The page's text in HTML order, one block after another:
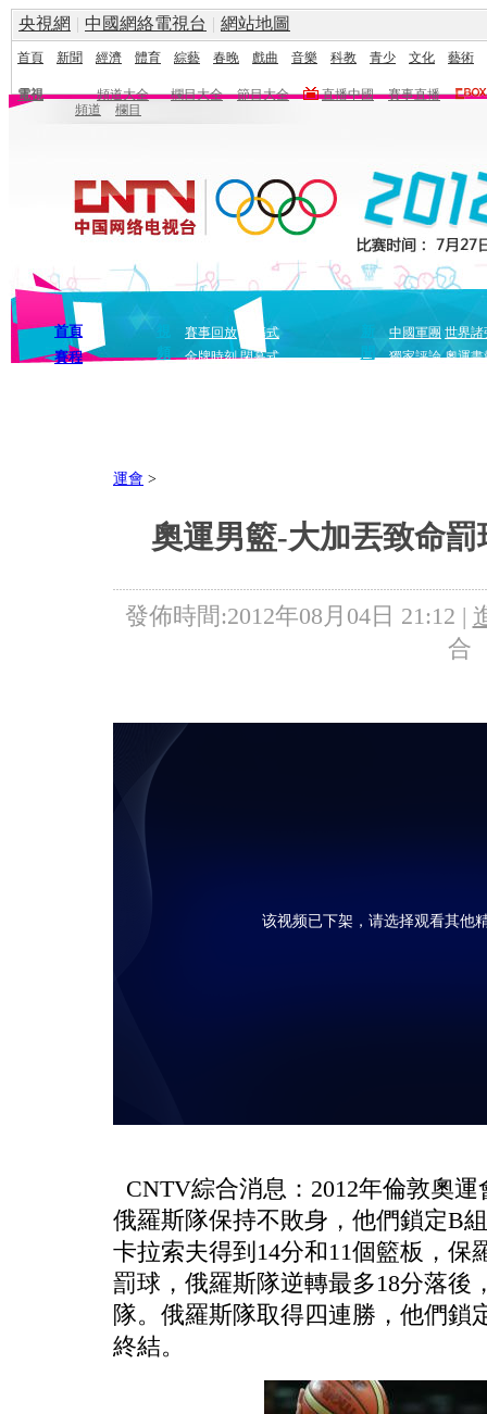
央視網 | 中國網絡電視台 | 網站地圖
首頁 新聞 經濟 體育 綜藝 春晚 戲曲 音樂 科教 青少 文化 藝術
電視 頻道大全 欄目大全 節目大全 直播中國
賽事直播
頻道
欄目
首頁
賽程
頻
賽事回放
開幕式
金牌時刻 閉幕式
中國軍團 世界諸
獨家評論 奧運畫
運會 >
奧運男籃-大加丟致命
發佈時間:2012年08月04日 21:12 |
合
该视频已下架，请选择观看其他
CNTV綜合消息：2012年倫敦奧
俄羅斯隊保持不敗身，他們鎖定B
卡拉索夫得到14分和11個籃板，保
罰球，俄羅斯隊逆轉最多18分落後
隊。俄羅斯隊取得四連勝，他們鎖
終結。